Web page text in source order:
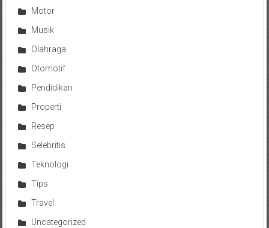
Motor
Musik
Olahraga
Otomotif
Pendidikan
Properti
Resep
Selebritis
Teknologi
Tips
Travel
Uncategorized